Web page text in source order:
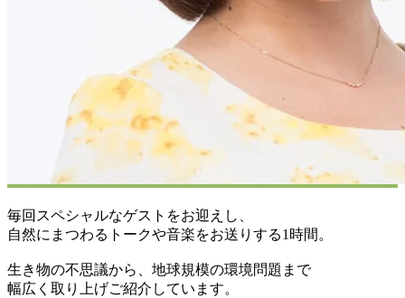
毎回スペシャルなゲストをお迎えし、
自然にまつわるトークや音楽をお送りする1時間。
生き物の不思議から、地球規模の環境問題まで
幅広く取り上げご紹介しています。